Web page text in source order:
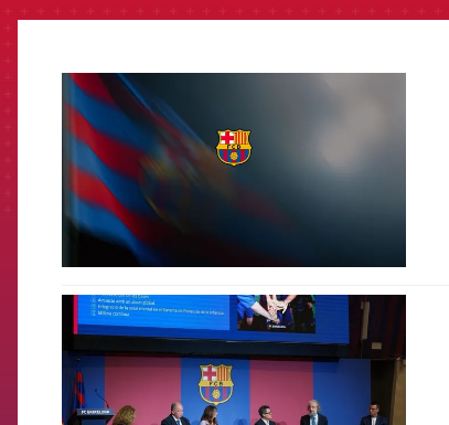
FCB Barcelona badge
FCB Barcelona badge